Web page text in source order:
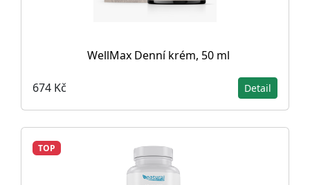
WellMax Denní krém, 50 ml
674 Kč Detail
TOP